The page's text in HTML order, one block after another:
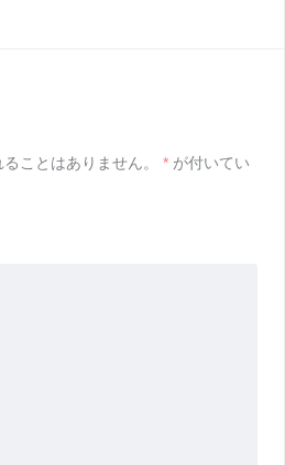
ことはありません。 * が付いてい